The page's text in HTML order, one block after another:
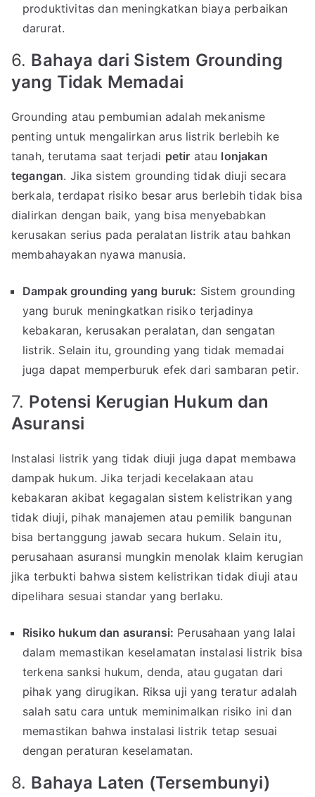
produktivitas dan meningkatkan biaya perbaikan
darurat.
6. Bahaya dari Sistem Grounding
yang Tidak Memadai
Grounding atau pembumian adalah mekanisme
penting untuk mengalirkan arus listrik berlebih ke
tanah, terutama saat terjadi petir atau lonjakan
tegangan. Jika sistem grounding tidak diuji secara
berkala, terdapat risiko besar arus berlebih tidak bisa
dialirkan dengan baik, yang bisa menyebabkan
kerusakan serius pada peralatan listrik atau bahkan
membahayakan nyawa manusia.
Dampak grounding yang buruk: Sistem grounding
yang buruk meningkatkan risiko terjadinya
kebakaran, kerusakan peralatan, dan sengatan
listrik. Selain itu, grounding yang tidak memadai
juga dapat memperburuk efek dari sambaran petir.
7. Potensi Kerugian Hukum dan
Asuransi
Instalasi listrik yang tidak diuji juga dapat membawa
dampak hukum. Jika terjadi kecelakaan atau
kebakaran akibat kegagalan sistem kelistrikan yang
tidak diuji, pihak manajemen atau pemilik bangunan
bisa bertanggung jawab secara hukum. Selain itu,
perusahaan asuransi mungkin menolak klaim kerugian
jika terbukti bahwa sistem kelistrikan tidak diuji atau
dipelihara sesuai standar yang berlaku.
Risiko hukum dan asuransi: Perusahaan yang lalai
dalam memastikan keselamatan instalasi listrik bisa
terkena sanksi hukum, denda, atau gugatan dari
pihak yang dirugikan. Riksa uji yang teratur adalah
salah satu cara untuk meminimalkan risiko ini dan
memastikan bahwa instalasi listrik tetap sesuai
dengan peraturan keselamatan.
8. Bahaya Laten (Tersembunyi)